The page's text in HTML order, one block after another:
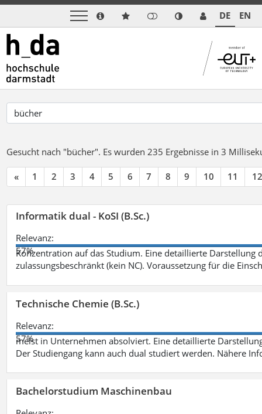
DE EN
Gesucht nach "bücher". Es wurden 235 Ergebnisse in 3
« 1 2 3 4 5 6 7 8 9 10 11 12
Informatik dual - KoSI (B.Sc.)
Relevanz:
57%
Konzentration auf das Studium. Eine detaillierte
zulassungsbeschränkt (kein NC). Voraussetzung für die
Technische Chemie (B.Sc.)
Relevanz:
57%
meist in Unternehmen absolviert. Eine detaillierte
Der Studiengang kann auch dual studiert werden. Nähere
Bachelorstudium Maschinenbau